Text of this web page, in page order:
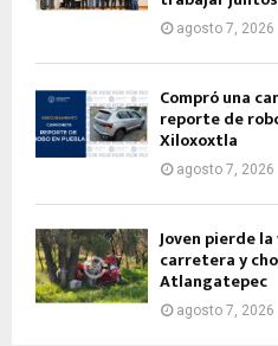
agosto 7, 2026
Compró una
reporte de
Xiloxoxtla
agosto 7, 2026
Joven pierde
carretera y
Atlangatepec
agosto 7, 2026